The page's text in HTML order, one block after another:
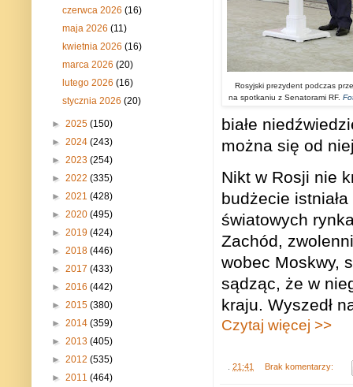
Rosyjski prezydent podczas
na spotkaniu z Senatorami RF.
białe
można się od
Nikt w Rosji nie
budżecie
światowych
Zachód,
wobec Moskwy,
sądząc, że w
kraju. Wyszedł
Czytaj więcej >>
21:41 Brak komentarzy:
czerwca 2026(16)
maja 2026(11)
kwietnia 2026(16)
marca 2026(20)
lutego 2026(16)
stycznia 2026(20)
► 2025 (150)
► 2024 (243)
► 2023 (254)
► 2022 (335)
► 2021 (428)
► 2020 (495)
► 2019 (424)
► 2018 (446)
► 2017 (433)
► 2016 (442)
► 2015 (380)
► 2014 (359)
► 2013 (405)
► 2012 (535)
► 2011 (464)